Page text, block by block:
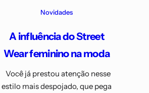
Novidades
A influência do Street
Wear feminino na moda
Você já prestou atenção nesse
estilo mais despojado, que pega